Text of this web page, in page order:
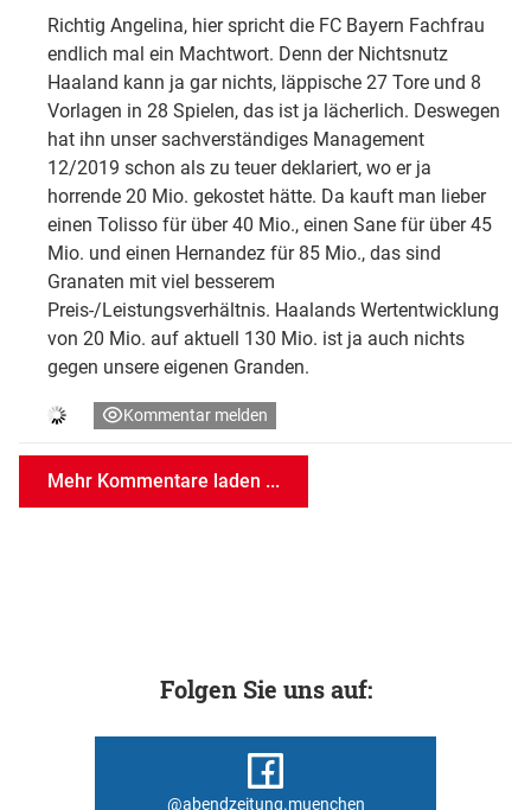
Richtig Angelina, hier spricht die FC Bayern Fachfrau
endlich mal ein Machtwort. Denn der Nichtsnutz
Haaland kann ja gar nichts, läppische 27 Tore und 8
Vorlagen in 28 Spielen, das ist ja lächerlich. Deswegen
hat ihn unser sachverständiges Management
12/2019 schon als zu teuer deklariert, wo er ja
horrende 20 Mio. gekostet hätte. Da kauft man lieber
einen Tolisso für über 40 Mio., einen Sane für über 45
Mio. und einen Hernandez für 85 Mio., das sind
Granaten mit viel besserem
Preis-/Leistungsverhältnis. Haalands Wertentwicklung
von 20 Mio. auf aktuell 130 Mio. ist ja auch nichts
gegen unsere eigenen Granden.
Kommentar melden
Mehr Kommentare laden ...
Folgen Sie uns auf:
@abendzeitung.muenchen